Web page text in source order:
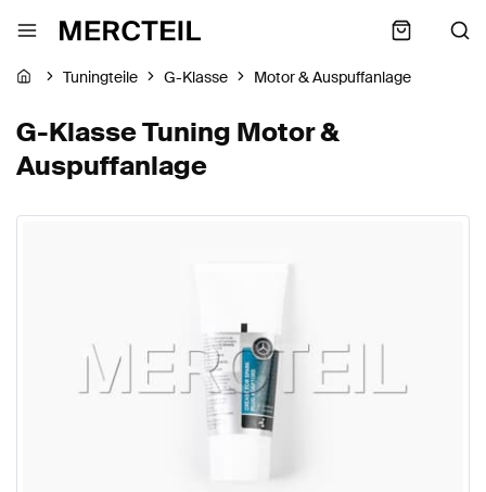
Tuningteile G-Klasse Motor & Auspuffanlage
G-Klasse Tuning Motor &
Auspuffanlage